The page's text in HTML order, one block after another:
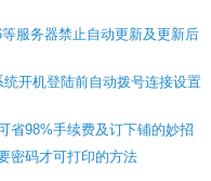
服务器禁止自动更新及更新后
开机登陆前自动拨号连接设置
省98%手续费及订下铺的妙招
密码才可打印的方法